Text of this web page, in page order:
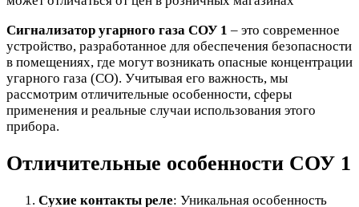
Сигнализатор угарного газа СОУ 1 – это современное
устройство, разработанное для обеспечения безопасности
в помещениях, где могут возникать опасные концентрации
угарного газа (CO). Учитывая его важность, мы
рассмотрим отличительные особенности, сферы
применения и реальные случаи использования этого
прибора.
Отличительные особенности СОУ 1
Сухие контакты реле: Уникальная особенность